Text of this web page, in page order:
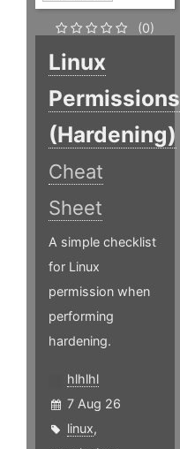
(0)
Linux
Permissions
(Hardening)
Cheat
Sheet
A simple checklist
for Linux
permission when
performing
hardening.
hlhlhl
7 Aug 26
linux,